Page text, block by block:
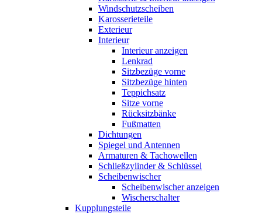
Windschutzscheiben
Karosserieteile
Exterieur
Interieur
Interieur anzeigen
Lenkrad
Sitzbezüge vorne
Sitzbezüge hinten
Teppichsatz
Sitze vorne
Rücksitzbänke
Fußmatten
Dichtungen
Spiegel und Antennen
Armaturen & Tachowellen
Schließzylinder & Schlüssel
Scheibenwischer
Scheibenwischer anzeigen
Wischerschalter
Kupplungsteile